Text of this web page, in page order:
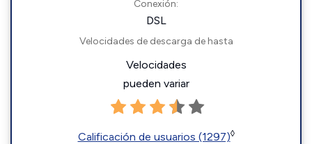
Conexión:
DSL
Velocidades de descarga de hasta
Velocidades
pueden variar
Calificación de usuarios (1297)◊